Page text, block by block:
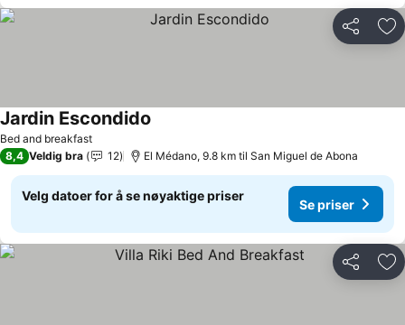
Del
Bed and breakfast
Jardin Escondido
8,4 Veldig bra 12 El Médano, 9.8 km til San Miguel de Abona
Velg datoer for å se nøyaktige priser
Se priser
Del